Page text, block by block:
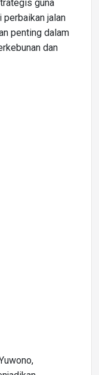
guna
jalan
penting dalam
dan